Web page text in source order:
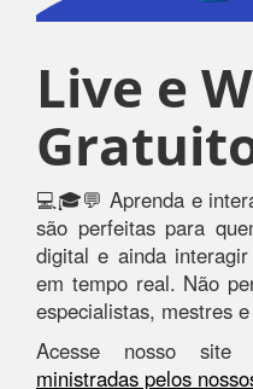
Live e
💻🎓💬 Aprenda e
são perfeitas para
digital e ainda
em tempo real. Não
especialistas, mestres
Acesse nosso
ministradas pelos